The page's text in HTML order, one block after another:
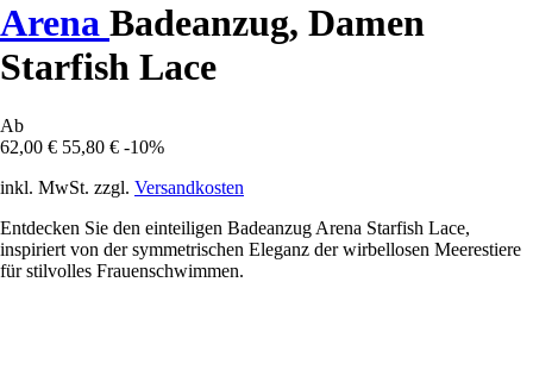
Arena Badeanzug, Damen
Starfish Lace
Ab
62,00 € 55,80 € -10%
inkl. MwSt. zzgl. Versandkosten
Entdecken Sie den einteiligen Badeanzug Arena Starfish Lace,
inspiriert von der symmetrischen Eleganz der wirbellosen Meerestiere
für stilvolles Frauenschwimmen.